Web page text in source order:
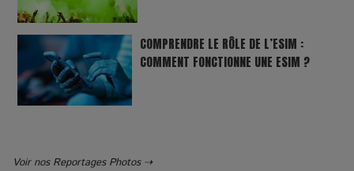
COMPRENDRE LE RÔLE DE L’ESIM :
COMMENT FONCTIONNE UNE ESIM ?
Voir nos Reportages Photos ⇢